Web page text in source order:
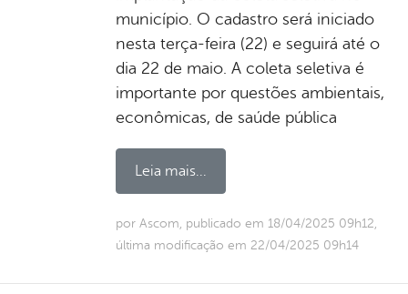
município. O cadastro será iniciado
nesta terça-feira (22) e seguirá até o
dia 22 de maio. A coleta seletiva é
importante por questões ambientais,
econômicas, de saúde pública
Leia mais...
por Ascom, publicado em 18/04/2025 09h12,
última modificação em 22/04/2025 09h14